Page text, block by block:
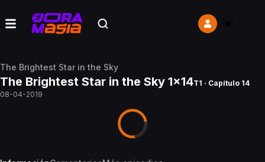
The Brightest Star in the Sky
The Brightest Star in the Sky 1x14T1 · Capítulo 14
08-04-2019